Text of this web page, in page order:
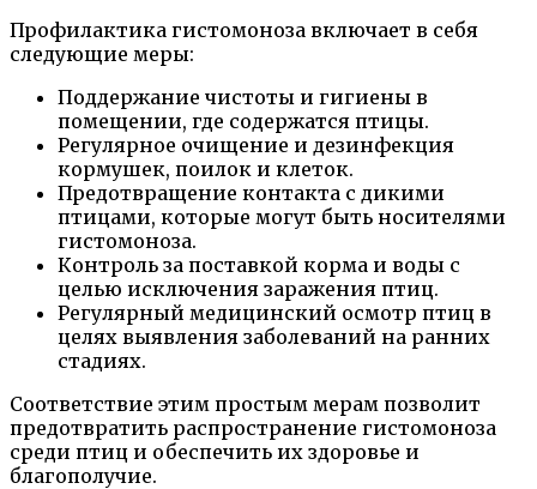
Профилактика гистомоноза включает в себя
следующие меры:
Поддержание чистоты и гигиены в
помещении, где содержатся птицы.
Регулярное очищение и дезинфекция
кормушек, поилок и клеток.
Предотвращение контакта с дикими
птицами, которые могут быть носителями
гистомоноза.
Контроль за поставкой корма и воды с
целью исключения заражения птиц.
Регулярный медицинский осмотр птиц в
целях выявления заболеваний на ранних
стадиях.
Соответствие этим простым мерам позволит
предотвратить распространение гистомоноза
среди птиц и обеспечить их здоровье и
благополучие.